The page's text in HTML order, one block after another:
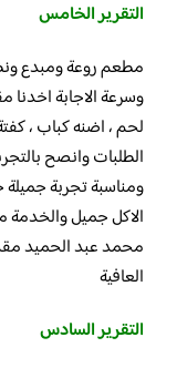
التقرير الخامس
مطعم روعة ومبدع
وسرعة الاجابة
لحم ، اضنه كباب ،
الطلبات وانصح
ومناسبة تجربة
الاكل جميل والخدمة
محمد عبد الحميد
العافية
التقرير السادس